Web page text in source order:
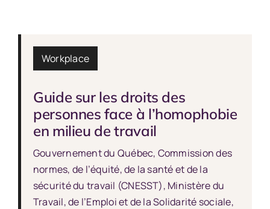
Workplace
Guide sur les droits des
personnes face à l’homophobie
en milieu de travail
Gouvernement du Québec, Commission des
normes, de l’équité, de la santé et de la
sécurité du travail (CNESST), Ministère du
Travail, de l’Emploi et de la Solidarité sociale,